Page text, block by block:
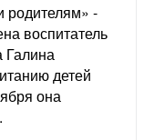
родителям» -
воспитатель
Галина
детей
она